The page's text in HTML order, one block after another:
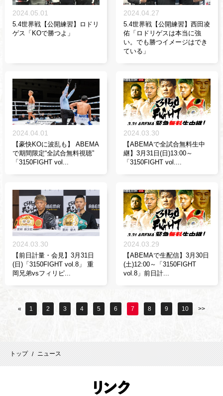
2024.05.01
5.4世界戦【公開練習】ロドリ
ゲス「KOで勝つよ」
2024.04.27
5.4世界戦【公開練習】西田凌
佑「ロドリゲスは本当に強
い。でも勝つイメージはでき
ている」
2024.04.01
【豪快KOに波乱も】 ABEMA
で期間限定“全試合無料視聴”
「3150FIGHT vol...
2024.03.30
【ABEMAで全試合無料生中
継】3月31日(日)13:00～
「3150FIGHT vol....
2024.03.30
【前日計量・会見】3月31日
(日)「3150FIGHT vol.8」 重
岡兄弟vsフィリピ...
2024.03.29
【ABEMAで生配信】3月30日
(土)12:00～「3150FIGHT
vol.8」前日計...
« 1 2 3 4 5 6 7 8 9 10 >>
トップ / ニュース
リンク